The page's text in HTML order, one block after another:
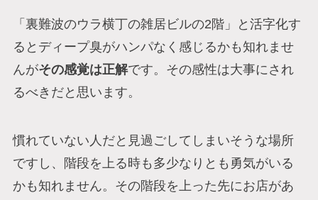
「裏難波のウラ横丁の雑居ビルの2階」と活字化す
るとディープ臭がハンパなく感じるかも知れませ
んがその感覚は正解です。その感性は大事にされ
るべきだと思います。
慣れていない人だと見過ごしてしまいそうな場所
ですし、階段を上る時も多少なりとも勇気がいる
かも知れません。その階段を上った先にお店があ